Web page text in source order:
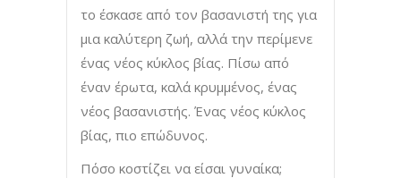
το έσκασε από τον βασανιστή της για
μια καλύτερη ζωή, αλλά την περίμενε
ένας νέος κύκλος βίας. Πίσω από
έναν έρωτα, καλά κρυμμένος, ένας
νέος βασανιστής. Ένας νέος κύκλος
βίας, πιο επώδυνος.
Πόσο κοστίζει να είσαι γυναίκα;